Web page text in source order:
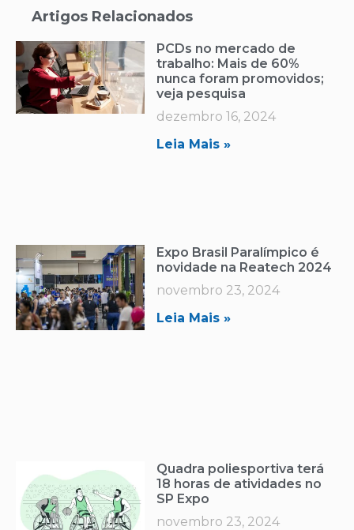
Artigos Relacionados
PCDs no mercado de
trabalho: Mais de 60%
nunca foram promovidos;
veja pesquisa
dezembro 16, 2024
Leia Mais »
Expo Brasil Paralímpico é
novidade na Reatech 2024
novembro 23, 2024
Leia Mais »
Quadra poliesportiva terá
18 horas de atividades no
SP Expo
novembro 23, 2024